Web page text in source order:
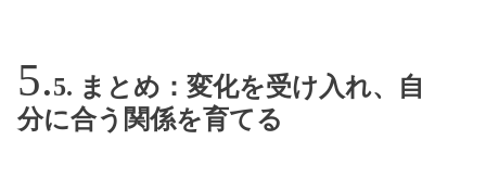
5. まとめ：変化を受け入れ、自
分に合う関係を育てる